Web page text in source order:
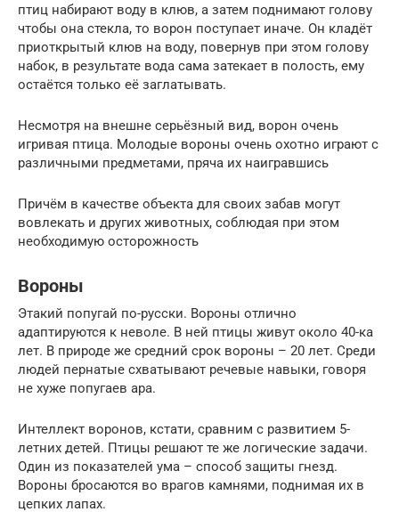
птиц набирают воду в клюв, а затем поднимают голову
чтобы она стекла, то ворон поступает иначе. Он кладёт
приоткрытый клюв на воду, повернув при этом голову
набок, в результате вода сама затекает в полость, ему
остаётся только её заглатывать.
Несмотря на внешне серьёзный вид, ворон очень
игривая птица. Молодые вороны очень охотно играют с
различными предметами, пряча их наигравшись
Причём в качестве объекта для своих забав могут
вовлекать и других животных, соблюдая при этом
необходимую осторожность
Вороны
Этакий попугай по-русски. Вороны отлично
адаптируются к неволе. В ней птицы живут около 40-ка
лет. В природе же средний срок вороны – 20 лет. Среди
людей пернатые схватывают речевые навыки, говоря
не хуже попугаев ара.
Интеллект воронов, кстати, сравним с развитием 5-
летних детей. Птицы решают те же логические задачи.
Один из показателей ума – способ защиты гнезд.
Вороны бросаются во врагов камнями, поднимая их в
цепких лапах.